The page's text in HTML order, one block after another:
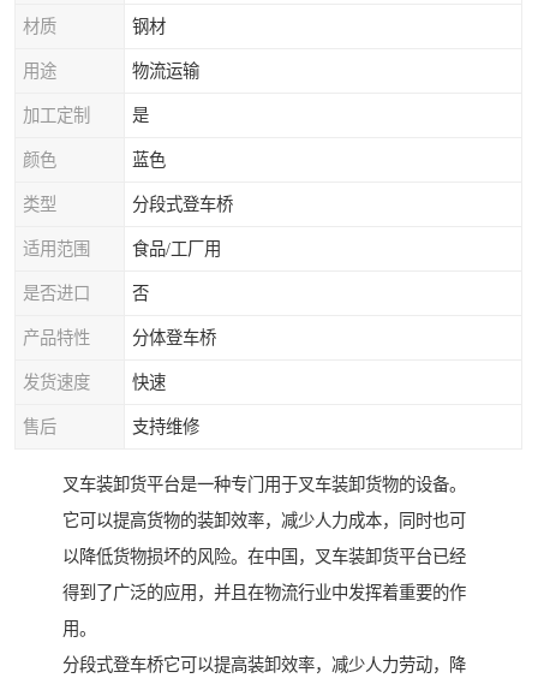
材质 钢材
用途 物流运输
加工定制 是
颜色 蓝色
类型 分段式登车桥
适用范围 食品/工厂用
是否进口 否
产品特性 分体登车桥
发货速度 快速
售后 支持维修
叉车装卸货平台是一种专门用于叉车装卸货物的设备。
它可以提高货物的装卸效率，减少人力成本，同时也可
以降低货物损坏的风险。在中国，叉车装卸货平台已经
得到了广泛的应用，并且在物流行业中发挥着重要的作
用。
分段式登车桥它可以提高装卸效率，减少人力劳动，降